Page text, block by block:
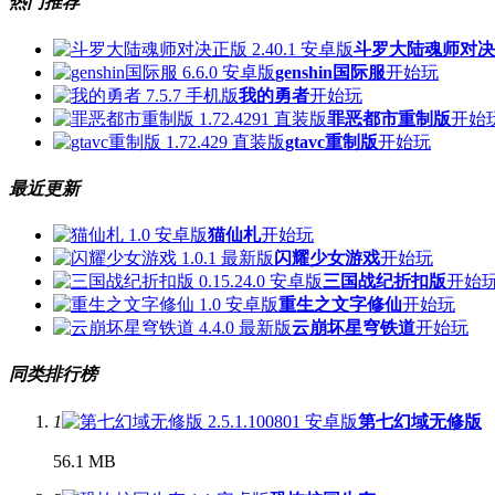
斗罗大陆魂师对
genshin国际服开始玩
我的勇者开始玩
罪恶都市重制版开始
gtavc重制版开始玩
最近更新
猫仙札开始玩
闪耀少女游戏开始玩
三国战纪折扣版开始
重生之文字修仙开始玩
云崩坏星穹铁道开始玩
同类排行榜
1 第七幻域无修版
56.1 MB